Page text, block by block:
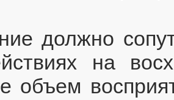
должно
на
объем